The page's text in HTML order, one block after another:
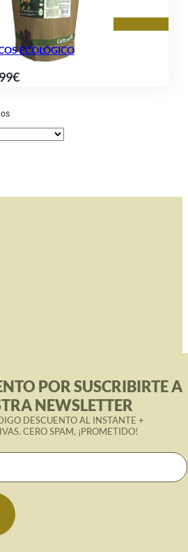
hasta
51.90€
ECOLÓGICO
€Rango
desde
Ordenado
Popularidad
POR SUSCRIBIRTE A
NEWSLETTER
DESCUENTO AL INSTANTE +
CERO SPAM, ¡PROMETIDO!